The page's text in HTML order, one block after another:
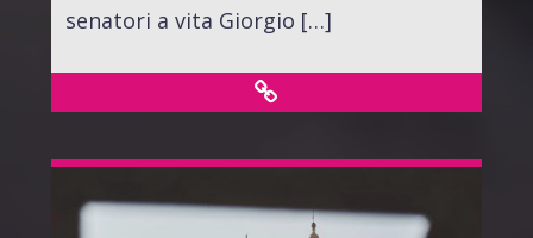
senatori a vita Giorgio […]